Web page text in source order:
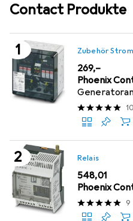
Contact Produkte
Zubehör
EUR
269,–
Phoenix
10
Relais
EUR
548,01
Phoenix
9